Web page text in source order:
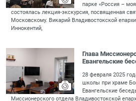
парке «Россия –
состоялась лекция-экскурсия, посвященная
Московскому. Викарий Владивостокской
Иннокентий,
Глава
Евангельские
28 февраля 2025
школы при храме
Евангельские
Миссионерского отдела Владивостокской